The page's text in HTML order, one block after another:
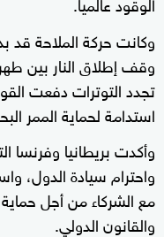
وكانت حركة الملاحة
وقف إطلاق النار بين
تجدد التوترات دفعت
استدامة لحماية الممر
وأكدت بريطانيا وفرنسا
واحترام سيادة الدول،
مع الشركاء من أجل حماية
والقانون الدولي.